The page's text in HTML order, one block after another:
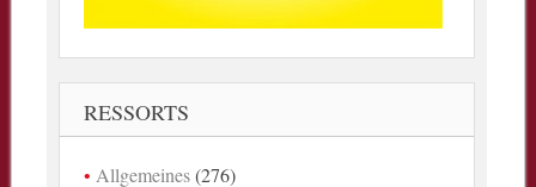
RESSORTS
Allgemeines(276)